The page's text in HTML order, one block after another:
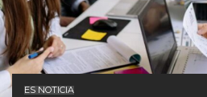
ES NOTICIA